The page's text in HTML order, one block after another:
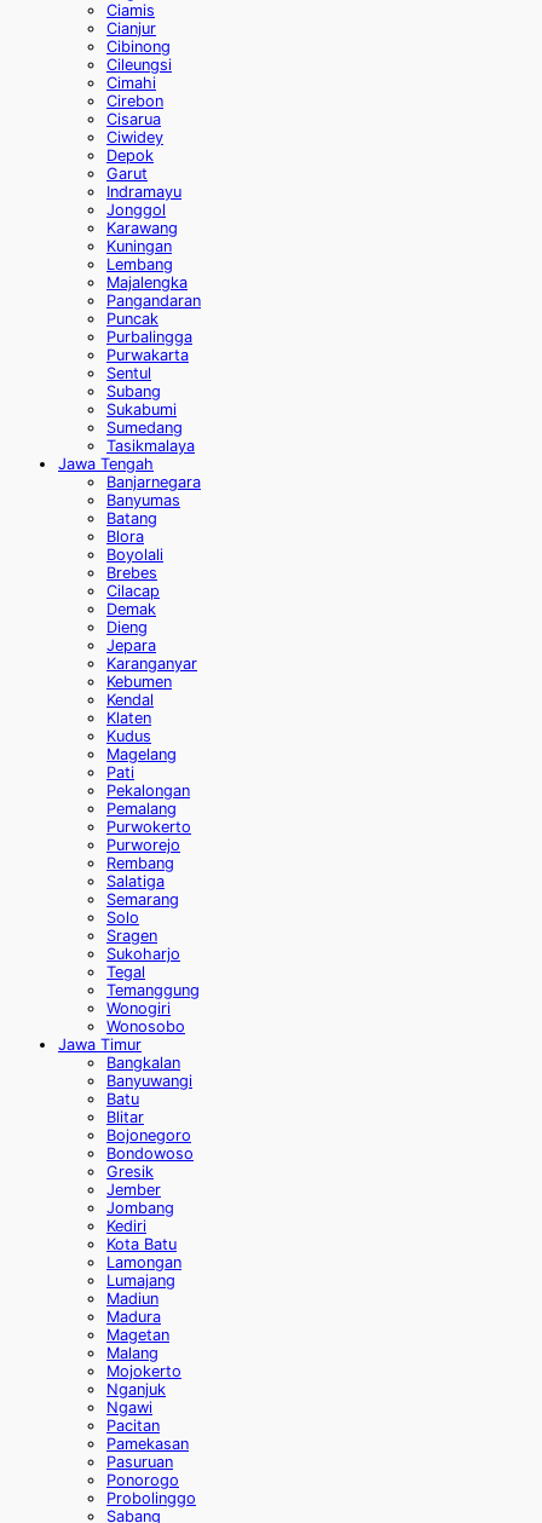
Ciamis
Cianjur
Cibinong
Cileungsi
Cimahi
Cirebon
Cisarua
Ciwidey
Depok
Garut
Indramayu
Jonggol
Karawang
Kuningan
Lembang
Majalengka
Pangandaran
Puncak
Purbalingga
Purwakarta
Sentul
Subang
Sukabumi
Sumedang
Tasikmalaya
Jawa Tengah
Banjarnegara
Banyumas
Batang
Blora
Boyolali
Brebes
Cilacap
Demak
Dieng
Jepara
Karanganyar
Kebumen
Kendal
Klaten
Kudus
Magelang
Pati
Pekalongan
Pemalang
Purwokerto
Purworejo
Rembang
Salatiga
Semarang
Solo
Sragen
Sukoharjo
Tegal
Temanggung
Wonogiri
Wonosobo
Jawa Timur
Bangkalan
Banyuwangi
Batu
Blitar
Bojonegoro
Bondowoso
Gresik
Jember
Jombang
Kediri
Kota Batu
Lamongan
Lumajang
Madiun
Madura
Magetan
Malang
Mojokerto
Nganjuk
Ngawi
Pacitan
Pamekasan
Pasuruan
Ponorogo
Probolinggo
Sabang